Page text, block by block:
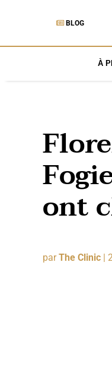
BLOG
À
ont
parThe Clinic